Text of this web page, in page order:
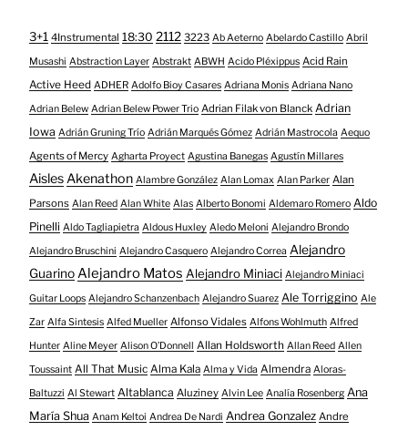
3+1 4Instrumental 18:30 2112 3223 Ab Aeterno Abelardo Castillo Abril
Musashi Abstraction Layer Abstrakt ABWH Acido Pléxippus Acid Rain
Active Heed ADHER Adolfo Bioy Casares Adriana Monis Adriana Nano
Adrian Belew Adrian Belew Power Trio Adrian Filak von Blanck Adrian
Iowa Adrián Gruning Trío Adrián Marqués Gómez Adrián Mastrocola Aequo
Agents of Mercy Agharta Proyect Agustina Banegas Agustín Millares
AislesAkenathon Alambre González Alan Lomax Alan Parker Alan
Parsons Alan Reed Alan White Alas Alberto Bonomi Aldemaro Romero Aldo
Pinelli Aldo Tagliapietra Aldous Huxley Aledo Meloni Alejandro Brondo
Alejandro Bruschini Alejandro Casquero Alejandro Correa Alejandro
GuarinoAlejandro Matos Alejandro Miniaci Alejandro Miniaci
Guitar Loops Alejandro Schanzenbach Alejandro Suarez Ale Torriggino Ale
Zar Alfa Sintesis Alfed Mueller Alfonso Vidales Alfons Wohlmuth Alfred
Hunter Aline Meyer Alison O​’​Donnell Allan Holdsworth Allan Reed Allen
Toussaint All That Music Alma Kala Alma y Vida Almendra Aloras-
Baltuzzi Al Stewart Altablanca Aluziney Alvin Lee Analía Rosenberg Ana
María Shua Anam Keltoi Andrea De Nardi Andrea Gonzalez Andre